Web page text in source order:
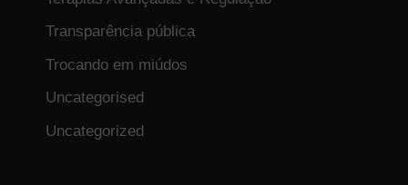
Transparência pública
Trocando em miúdos
Uncategorised
Uncategorized